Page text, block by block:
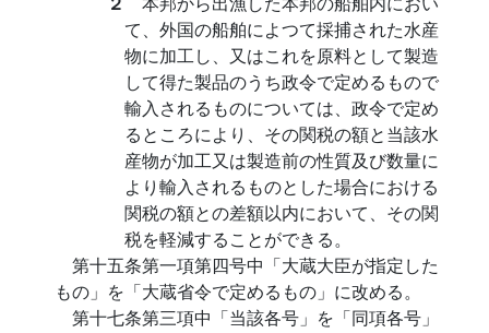
て、外国の船舶によつて採捕された水産
物に加工し、又はこれを原料として製造
して得た製品のうち政令で定めるもので
輸入されるものについては、政令で定め
るところにより、その関税の額と当該水
産物が加工又は製造前の性質及び数量に
より輸入されるものとした場合における
関税の額との差額以内において、その関
税を軽減することができる。
第十五条第一項第四号中「大蔵大臣が指定した
もの」を「大蔵省令で定めるもの」に改める。
第十七条第三項中「当該各号」を「同項各号」